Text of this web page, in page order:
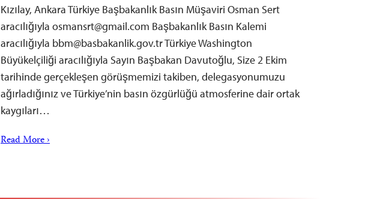
Kızılay, Ankara Türkiye Başbakanlık Basın Müşaviri Osman Sert
aracılığıyla osmansrt@gmail.com Başbakanlık Basın Kalemi
aracılığıyla bbm@basbakanlik.gov.trTürkiye Washington
Büyükelçiliği aracılığıyla Sayın Başbakan Davutoğlu, Size 2 Ekim
tarihinde gerçekleşen görüşmemizi takiben, delegasyonumuzu
ağırladığınız ve Türkiye’nin basın özgürlüğü atmosferine dair ortak
kaygıları…
Read More ›